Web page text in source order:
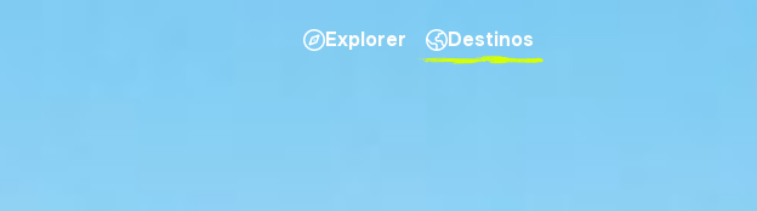
Explorer Destinos